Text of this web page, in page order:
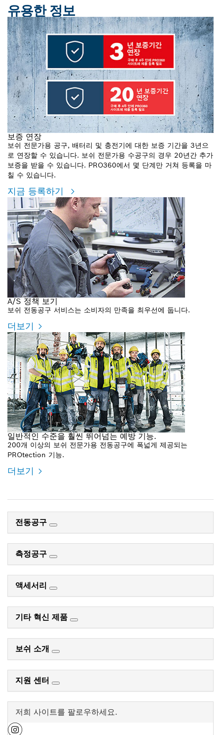
유용한 정보
보증 연장
보쉬 전문가용 공구, 배터리 및 충전기에 대한 보증 기간을 3년으
로 연장할 수 있습니다. 보쉬 전문가용 수공구의 경우 20년간 추가
보증을 받을 수 있습니다. PRO360에서 몇 단계만 거쳐 등록을 마
칠 수 있습니다.
지금 등록하기
A/S 정책 보기
보쉬 전동공구 서비스는 소비자의 만족을 최우선에 둡니다.
더보기
일반적인 수준을 훨씬 뛰어넘는 예방 기능.
200개 이상의 보쉬 전문가용 전동공구에 폭넓게 제공되는
PROtection 기능.
더보기
전동공구
측정공구
액세서리
기타 혁신 제품
보쉬 소개
지원 센터
저희 사이트를 팔로우하세요.